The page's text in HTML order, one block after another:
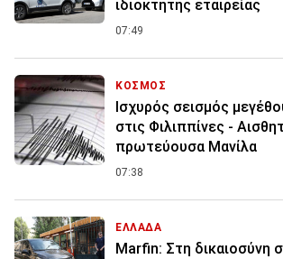
ιδιοκτήτης εταιρείας
07:49
ΚΟΣΜΟΣ
Ισχυρός σεισμός
στις Φιλιππίνες -
πρωτεύουσα Μανίλα
07:38
ΕΛΛΑΔΑ
Marfin: Στη δικαιοσύνη